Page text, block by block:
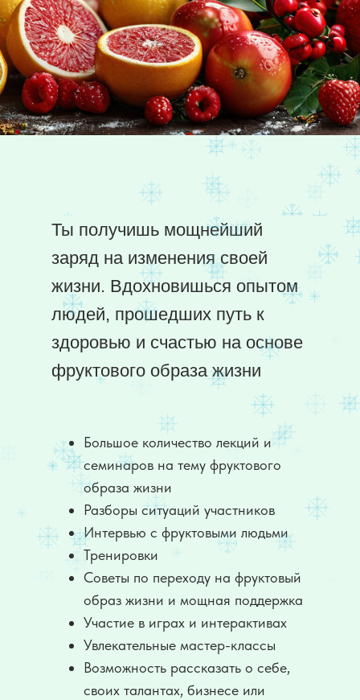
Большое количество лекций и
семинаров на тему фруктового
образа жизни
Разборы ситуаций участников
Интервью с фруктовыми людьми
Тренировки
Советы по переходу на фруктовый
образ жизни и мощная поддержка
Участие в играх и интерактивах
Увлекательные мастер-классы
Возможность рассказать о себе,
своих талантах, бизнесе или
Ты получишь мощнейший
заряд на изменения своей
жизни. Вдохновишься опытом
людей, прошедших путь к
здоровью и счастью на основе
фруктового образа жизни